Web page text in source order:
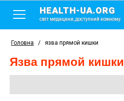
HEALTH-UA.ORG
світ медицини, доступний кожному
Головна / язва прямой кишки
язва прямой кишки